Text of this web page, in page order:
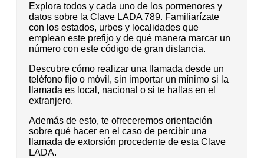
Explora todos y cada uno de los pormenores y
datos sobre la Clave LADA 789. Familiarízate
con los estados, urbes y localidades que
emplean este prefijo y de qué manera marcar un
número con este código de gran distancia.
Descubre cómo realizar una llamada desde un
teléfono fijo o móvil, sin importar un mínimo si la
llamada es local, nacional o si te hallas en el
extranjero.
Además de esto, te ofreceremos orientación
sobre qué hacer en el caso de percibir una
llamada de extorsión procedente de esta Clave
LADA.